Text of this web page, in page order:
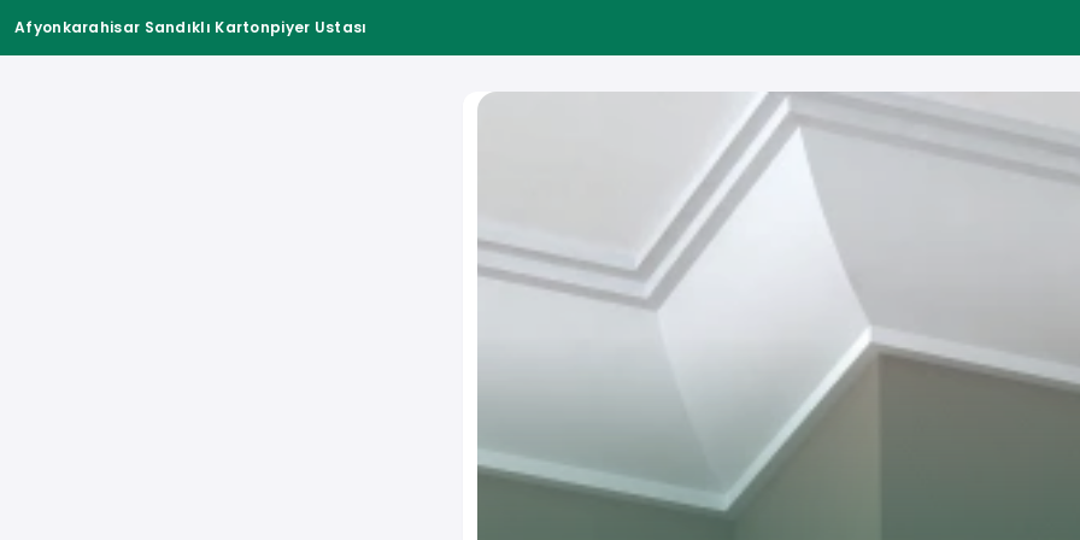
Afyonkarahisar Sandıklı Kartonpiyer Ustası